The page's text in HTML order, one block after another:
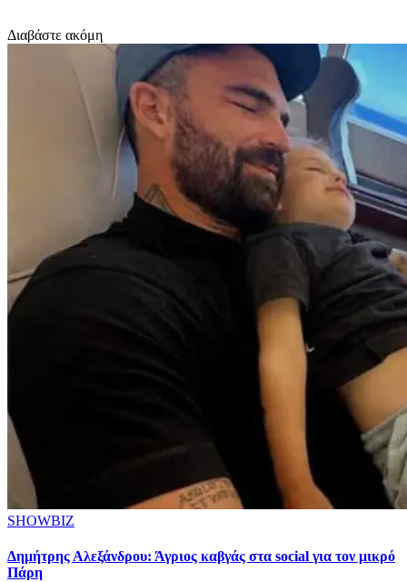
Διαβάστε ακόμη
SHOWBIZ
Δημήτρης Αλεξάνδρου: Άγριος καβγάς στα social για τον μικρό
Πάρη